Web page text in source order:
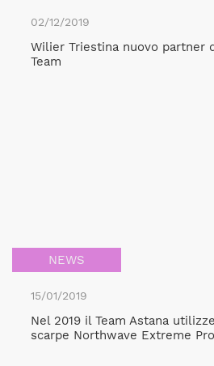
02/12/2019
Wilier Triestina nuovo partner
Team
NEWS
15/01/2019
Nel 2019 il Team Astana
scarpe Northwave Extreme Pro